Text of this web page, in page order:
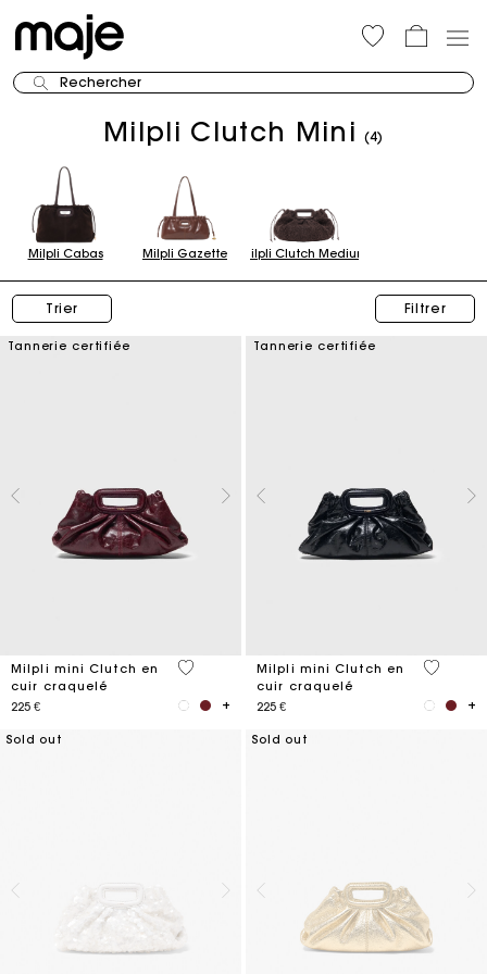
Rechercher
Milpli Clutch Mini (4)
Milpli Cabas Milpli Gazette Milpli Clutch Medium
Trier Filtrer
Tannerie certifiée
Milpli mini Clutch en
cuir craquelé
225 €
5 out of 5 Customer Rating
Tannerie certifiée
Milpli mini Clutch en
cuir craquelé
225 €
5 out of
Sold out Sold out